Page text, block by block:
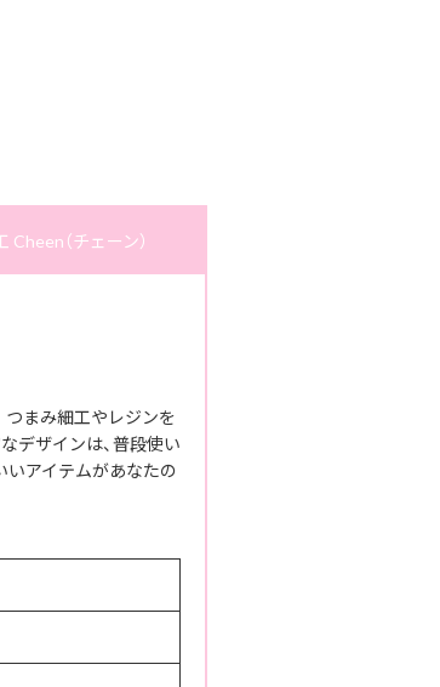
（チェーン）
つまみ細工やレジンを
デザインは、普段使い
アイテムがあなたの